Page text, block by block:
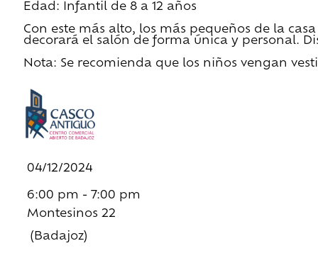
Edad: Infantil de 8 a 12 años
Con este más alto, los más pequeños de la
decorará el salón de forma única y personal.
Nota: Se recomienda que los niños vengan
04/12/2024
6:00 pm - 7:00 pm
Montesinos 22
(Badajoz)